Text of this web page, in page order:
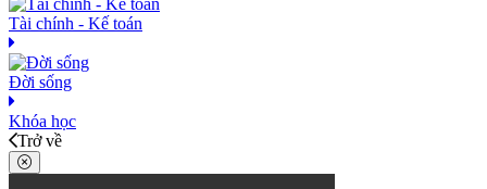
Tài chính - Kế toán
Đời sống
Khóa học
Trở về